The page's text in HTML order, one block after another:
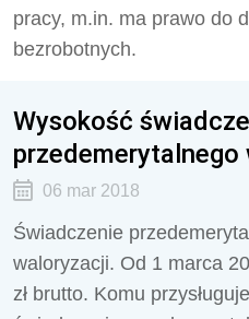
pracy, m.in. ma prawo do
bezrobotnych.
Wysokość
przedemerytalnego
06 mar 2018
Świadczenie
waloryzacji. Od 1 marca
zł brutto. Komu